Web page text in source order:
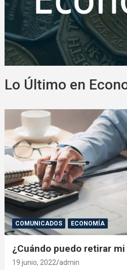
Lo Último en
COMUNICADOS ECONOMÍA
¿Cuándo puedo retirar
19 junio, 2022 admin